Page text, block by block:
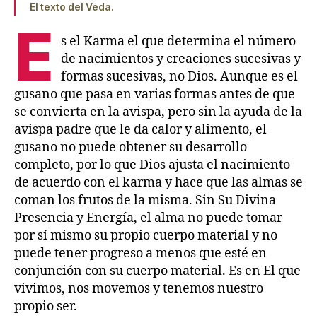
El texto del Veda.
E
s el Karma el que determina el número
de nacimientos y creaciones sucesivas y
formas sucesivas, no Dios. Aunque es el
gusano que pasa en varias formas antes de que
se convierta en la avispa, pero sin la ayuda de la
avispa padre que le da calor y alimento, el
gusano no puede obtener su desarrollo
completo, por lo que Dios ajusta el nacimiento
de acuerdo con el karma y hace que las almas se
coman los frutos de la misma. Sin Su Divina
Presencia y Energía, el alma no puede tomar
por sí mismo su propio cuerpo material y no
puede tener progreso a menos que esté en
conjunción con su cuerpo material. Es en El que
vivimos, nos movemos y tenemos nuestro
propio ser.